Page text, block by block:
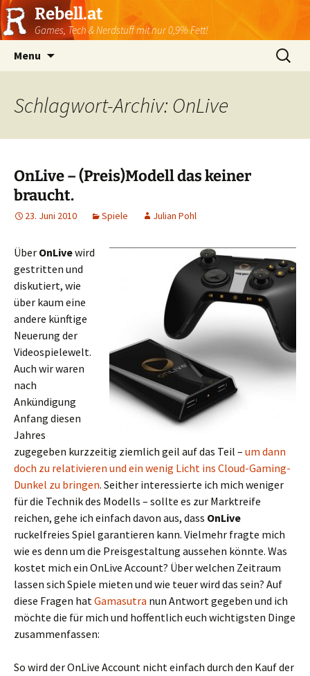
Rebell.at
Games, Tech & Nerdstuff mit nur 0,9% Fett!
Menu
Suchen
nach:
Schlagwort-Archiv: OnLive
OnLive – (Preis)Modell das keiner
braucht.
23. Juni 2010 Spiele Julian Pohl
Über OnLivewird
gestritten und
diskutiert, wie
über kaum eine
andere künftige
Neuerung der
Videospielewelt.
Auch wir waren
nach
Ankündigung
Anfang diesen
Jahres
zugegeben kurzzeitig ziemlich geil auf das Teil – um dann
doch zu relativieren und ein wenig Licht ins Cloud-Gaming-
Dunkel zu bringen. Seither interessierte ich mich weniger
für die Technik des Modells – sollte es zur Marktreife
reichen, gehe ich einfach davon aus, dass OnLive
ruckelfreies Spiel garantieren kann. Vielmehr fragte mich
wie es denn um die Preisgestaltung aussehen könnte. Was
kostet mich ein OnLive Account? Über welchen Zeitraum
lassen sich Spiele mieten und wie teuer wird das sein? Auf
diese Fragen hatGamasutra nun Antwort gegeben und ich
möchte die für mich und hoffentlich euch wichtigsten Dinge
zusammenfassen:
So wird der OnLive Account nicht einfach durch den Kauf der